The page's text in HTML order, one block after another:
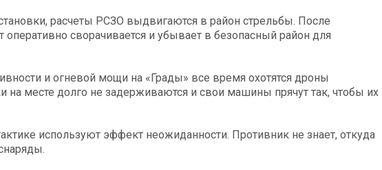
расчеты РСЗО выдвигаются в район стрельбы. После
оперативно сворачивается и убывает в безопасный район для
и огневой мощи на «Грады» все время охотятся дроны
на месте долго не задерживаются и свои машины прячут так, чтобы их
используют эффект неожиданности. Противник не знает, откуда